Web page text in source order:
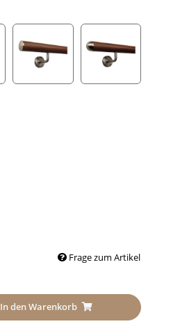
Frage zum Artikel
In den Warenkorb